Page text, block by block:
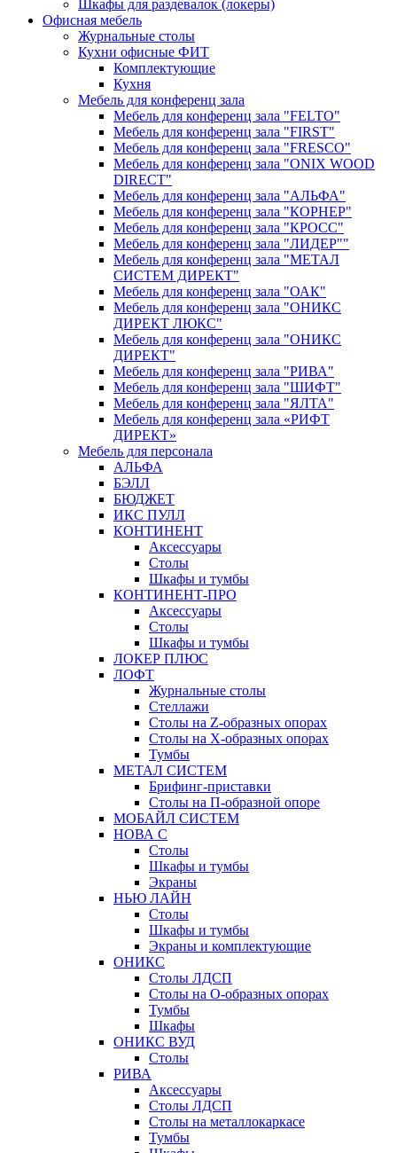
Шкафы для раздевалок (локеры)
Офисная мебель
Журнальные столы
Кухни офисные ФИТ
Комплектующие
Кухня
Мебель для конференц зала
Мебель для конференц зала "FELTO"
Мебель для конференц зала "FIRST"
Мебель для конференц зала "FRESCO"
Мебель для конференц зала "ONIX WOOD
DIRECT"
Мебель для конференц зала "АЛЬФА"
Мебель для конференц зала "КОРНЕР"
Мебель для конференц зала "КРОСС"
Мебель для конференц зала "ЛИДЕР""
Мебель для конференц зала "МЕТАЛ
СИСТЕМ ДИРЕКТ"
Мебель для конференц зала "ОАК"
Мебель для конференц зала "ОНИКС
ДИРЕКТ ЛЮКС"
Мебель для конференц зала "ОНИКС
ДИРЕКТ"
Мебель для конференц зала "РИВА"
Мебель для конференц зала "ШИФТ"
Мебель для конференц зала "ЯЛТА"
Мебель для конференц зала «РИФТ
ДИРЕКТ»
Мебель для персонала
АЛЬФА
БЭЛЛ
БЮДЖЕТ
ИКС ПУЛЛ
КОНТИНЕНТ
Аксессуары
Столы
Шкафы и тумбы
КОНТИНЕНТ-ПРО
Аксессуары
Столы
Шкафы и тумбы
ЛОКЕР ПЛЮС
ЛОФТ
Журнальные столы
Стеллажи
Столы на Z-образных опорах
Столы на Х-образных опорах
Тумбы
МЕТАЛ СИСТЕМ
Брифинг-приставки
Столы на П-образной опоре
МОБАЙЛ СИСТЕМ
НОВА С
Столы
Шкафы и тумбы
Экраны
НЬЮ ЛАЙН
Столы
Шкафы и тумбы
Экраны и комплектующие
ОНИКС
Столы ЛДСП
Столы на О-образных опорах
Тумбы
Шкафы
ОНИКС ВУД
Столы
РИВА
Аксессуары
Столы ЛДСП
Столы на металлокаркасе
Тумбы